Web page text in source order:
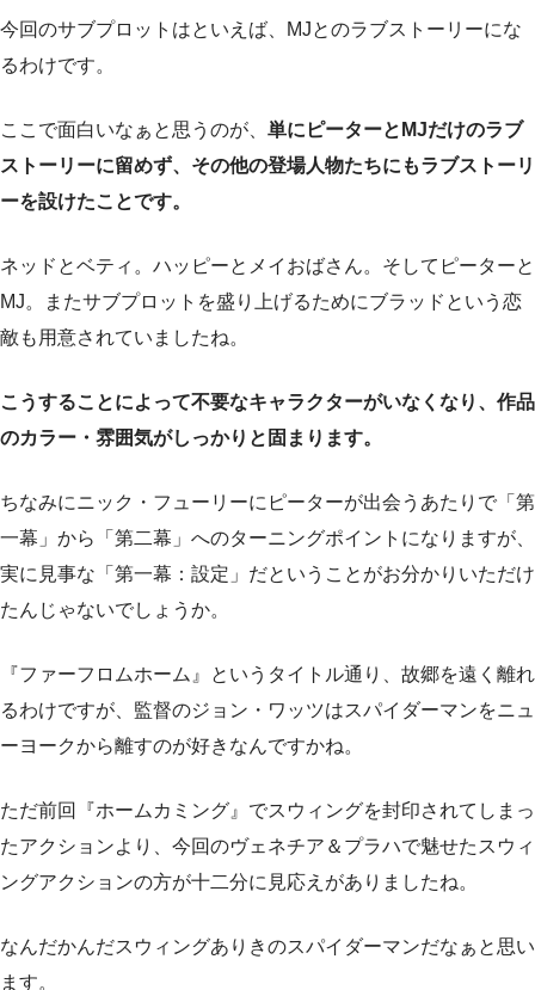
今回のサブプロットはといえば、MJとのラブストーリーにな
るわけです。
ここで面白いなぁと思うのが、 単にピーターとMJだけのラブ
ストーリーに留めず、その他の登場人物たちにもラブストーリ
ーを設けたことです。
ネッドとベティ。ハッピーとメイおばさん。そしてピーターと
MJ。またサブプロットを盛り上げるためにブラッドという恋
敵も用意されていましたね。
こうすることによって不要なキャラクターがいなくなり、作品
のカラー・雰囲気がしっかりと固まります。
ちなみにニック・フューリーにピーターが出会うあたりで「第
一幕」から「第二幕」へのターニングポイントになりますが、
実に見事な「第一幕：設定」だということがお分かりいただけ
たんじゃないでしょうか。
『ファーフロムホーム』というタイトル通り、故郷を遠く離れ
るわけですが、監督のジョン・ワッツはスパイダーマンをニュ
ーヨークから離すのが好きなんですかね。
ただ前回『ホームカミング』でスウィングを封印されてしまっ
たアクションより、今回のヴェネチア＆プラハで魅せたスウィ
ングアクションの方が十二分に見応えがありましたね。
なんだかんだスウィングありきのスパイダーマンだなぁと思い
ます。